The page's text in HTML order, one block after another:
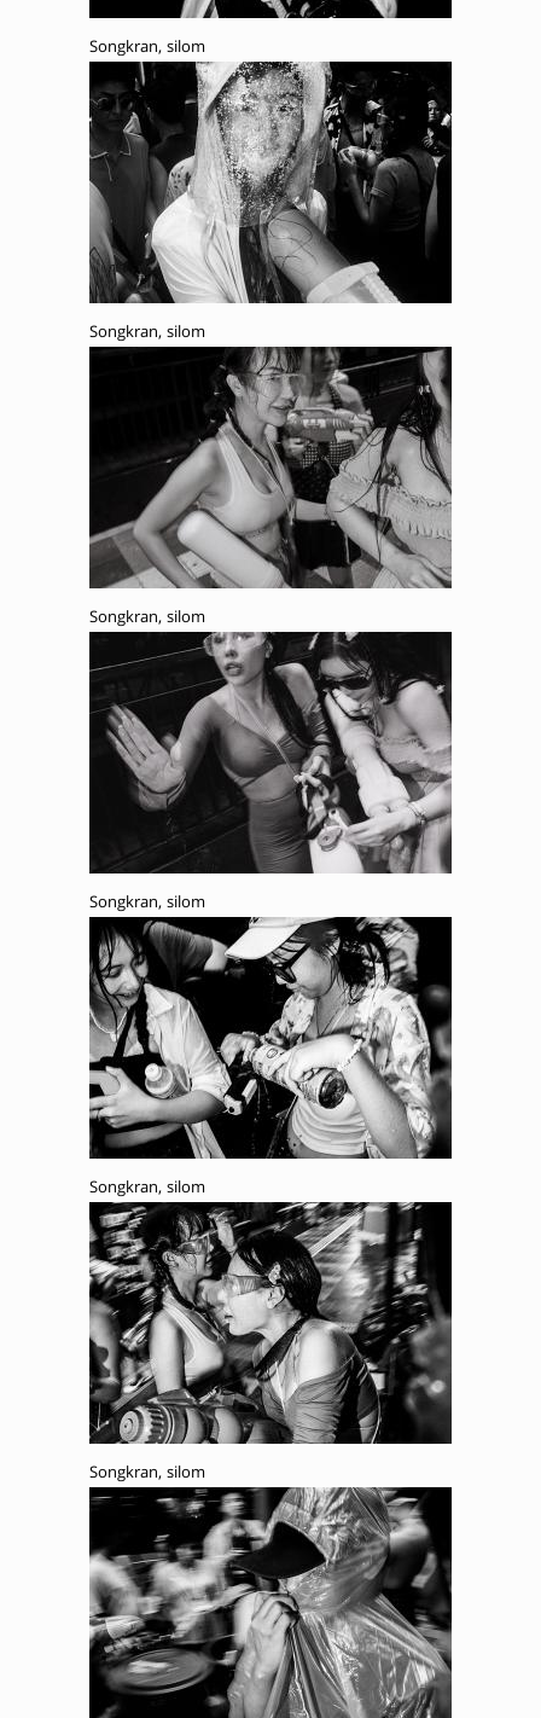
Songkran, silom
Songkran, silom
Songkran, silom
Songkran, silom
Songkran, silom
Songkran, silom